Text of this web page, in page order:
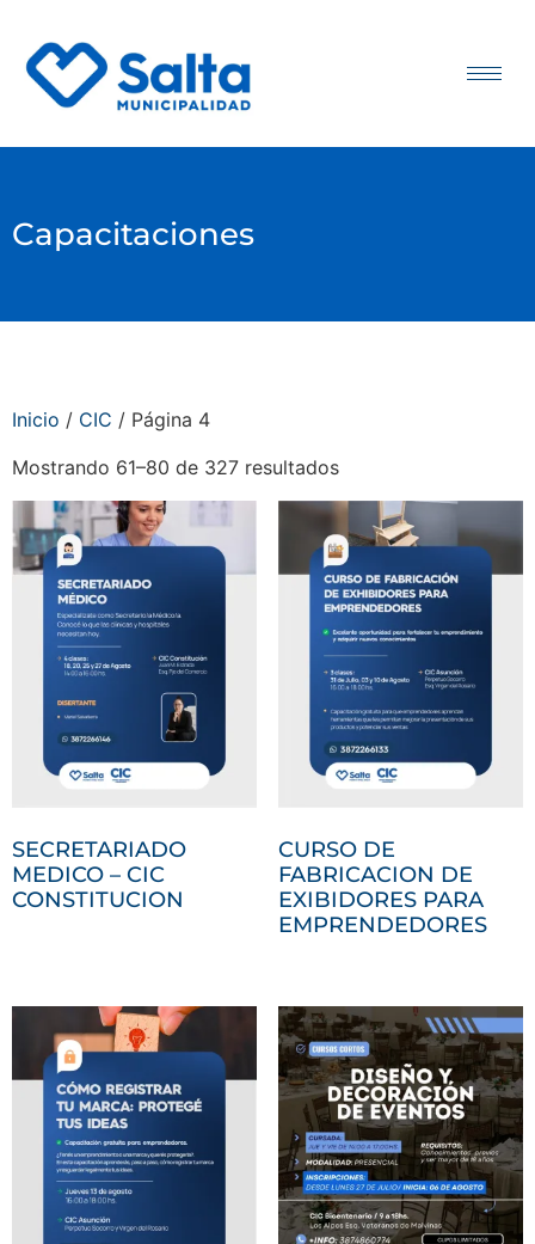
Capacitaciones
Inicio / CIC / Página 4
Mostrando 61–80 de 327 resultados
SECRETARIADO
MEDICO – CIC
CONSTITUCION
CURSO DE
FABRICACION DE
EXIBIDORES PARA
EMPRENDEDORES